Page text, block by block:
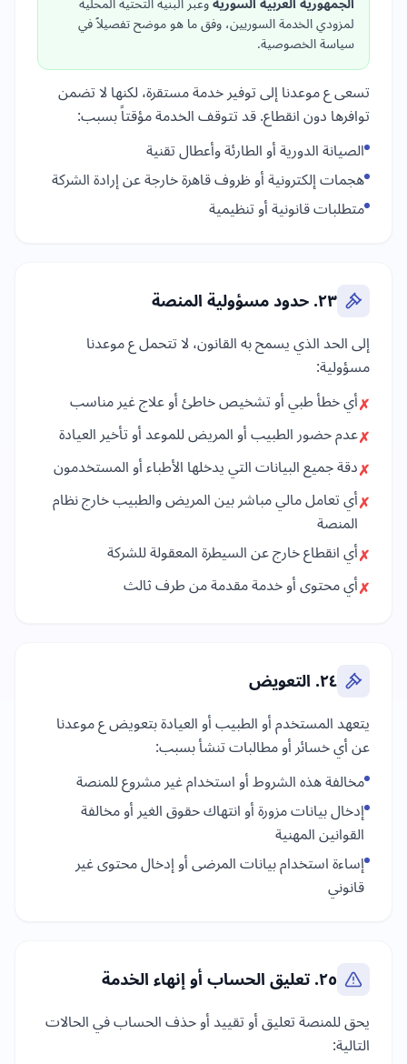
لمزودي الخدمة السوريين، وفق ما هو موضح تفصيلاً في
سياسة الخصوصية.
تسعى ع موعدنا إلى توفير خدمة مستقرة، لكنها لا تضمن
توافرها دون انقطاع. قد تتوقف الخدمة مؤقتاً بسبب:
الصيانة الدورية أو الطارئة وأعطال تقنية
هجمات إلكترونية أو ظروف قاهرة خارجة عن إرادة الشركة
متطلبات قانونية أو تنظيمية
٢٣. حدود مسؤولية المنصة
إلى الحد الذي يسمح به القانون، لا تتحمل ع موعدنا
مسؤولية:
✗أي خطأ طبي أو تشخيص خاطئ أو علاج غير مناسب
✗عدم حضور الطبيب أو المريض للموعد أو تأخير العيادة
✗دقة جميع البيانات التي يدخلها الأطباء أو المستخدمون
✗أي تعامل مالي مباشر بين المريض والطبيب خارج نظام
المنصة
✗أي انقطاع خارج عن السيطرة المعقولة للشركة
✗أي محتوى أو خدمة مقدمة من طرف ثالث
٢٤. التعويض
يتعهد المستخدم أو الطبيب أو العيادة بتعويض ع موعدنا
عن أي خسائر أو مطالبات تنشأ بسبب:
مخالفة هذه الشروط أو استخدام غير مشروع للمنصة
إدخال بيانات مزورة أو انتهاك حقوق الغير أو مخالفة
القوانين المهنية
إساءة استخدام بيانات المرضى أو إدخال محتوى غير
قانوني
٢٥. تعليق الحساب أو إنهاء الخدمة
يحق للمنصة تعليق أو تقييد أو حذف الحساب في الحالات
التالية: